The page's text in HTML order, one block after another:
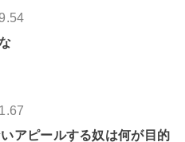
アピールする奴は何が目的